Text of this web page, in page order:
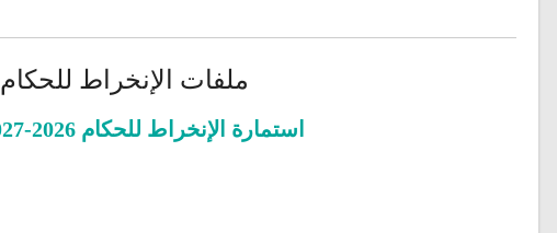
ملفات الإنخراط للحكام 2026-2027
استمارة الإنخراط للحكام 2026-2027